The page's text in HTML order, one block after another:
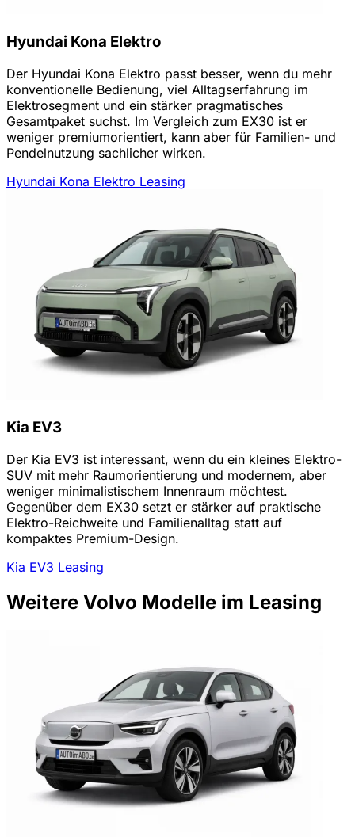
Hyundai Kona Elektro
Der Hyundai Kona Elektro passt besser, wenn du mehr
konventionelle Bedienung, viel Alltagserfahrung im
Elektrosegment und ein stärker pragmatisches
Gesamtpaket suchst. Im Vergleich zum EX30 ist er
weniger premiumorientiert, kann aber für Familien- und
Pendelnutzung sachlicher wirken.
Hyundai Kona Elektro Leasing
Kia EV3
Der Kia EV3 ist interessant, wenn du ein kleines Elektro-
SUV mit mehr Raumorientierung und modernem, aber
weniger minimalistischem Innenraum möchtest.
Gegenüber dem EX30 setzt er stärker auf praktische
Elektro-Reichweite und Familienalltag statt auf
kompaktes Premium-Design.
Kia EV3 Leasing
Weitere Volvo Modelle im Leasing